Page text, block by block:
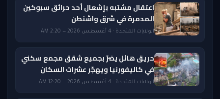
اعتقال مشتبه بإشعال أحد حرائق سبوكين
المدمرة في شرق واشنطن
الولايات المتحدة · 4 أغسطس 2026 — 2:20 AM
حريق هائل يضرّ بجميع شقق مجمع سكني
في كاليفورنيا ويهجّر عشرات السكان
الولايات المتحدة · 4 أغسطس 2026 — 12:20 AM